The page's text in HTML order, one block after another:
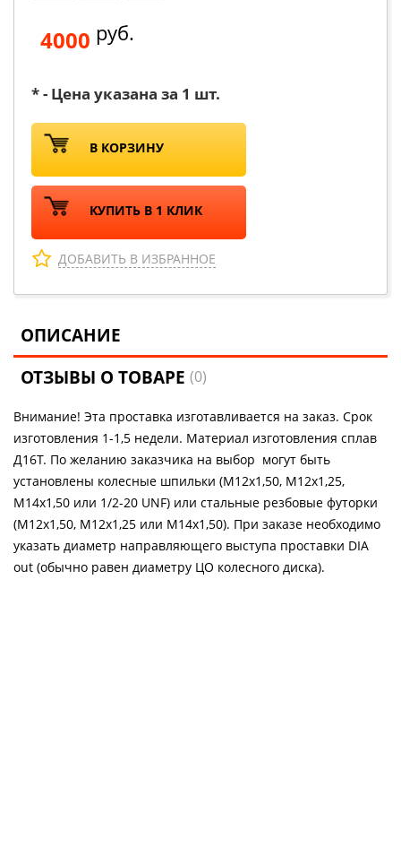
4000 руб.
* - Цена указана за 1 шт.
В КОРЗИНУ
КУПИТЬ В 1 КЛИК
ДОБАВИТЬ В ИЗБРАННОЕ
ОПИСАНИЕ
ОТЗЫВЫ О ТОВАРЕ(0)
Внимание! Эта проставка изготавливается на заказ. Срок
изготовления 1-1,5 недели. Материал изготовления сплав
Д16Т. По желанию заказчика на выбор могут быть
установлены колесные шпильки (М12х1,50, М12х1,25,
М14х1,50 или 1/2-20 UNF) или стальные резбовые футорки
(М12х1,50, М12х1,25 или М14х1,50). При заказе необходимо
указать диаметр направляющего выступа проставки DIA
out (обычно равен диаметру ЦО колесного диска).